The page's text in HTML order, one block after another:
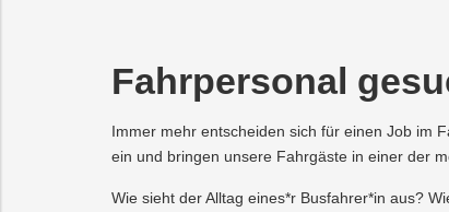
Fahrpersonal
Immer mehr entscheiden sich für einen Job im
ein und bringen unsere Fahrgäste in einer der
Wie sieht der Alltag eines*r Busfahrer*in aus?